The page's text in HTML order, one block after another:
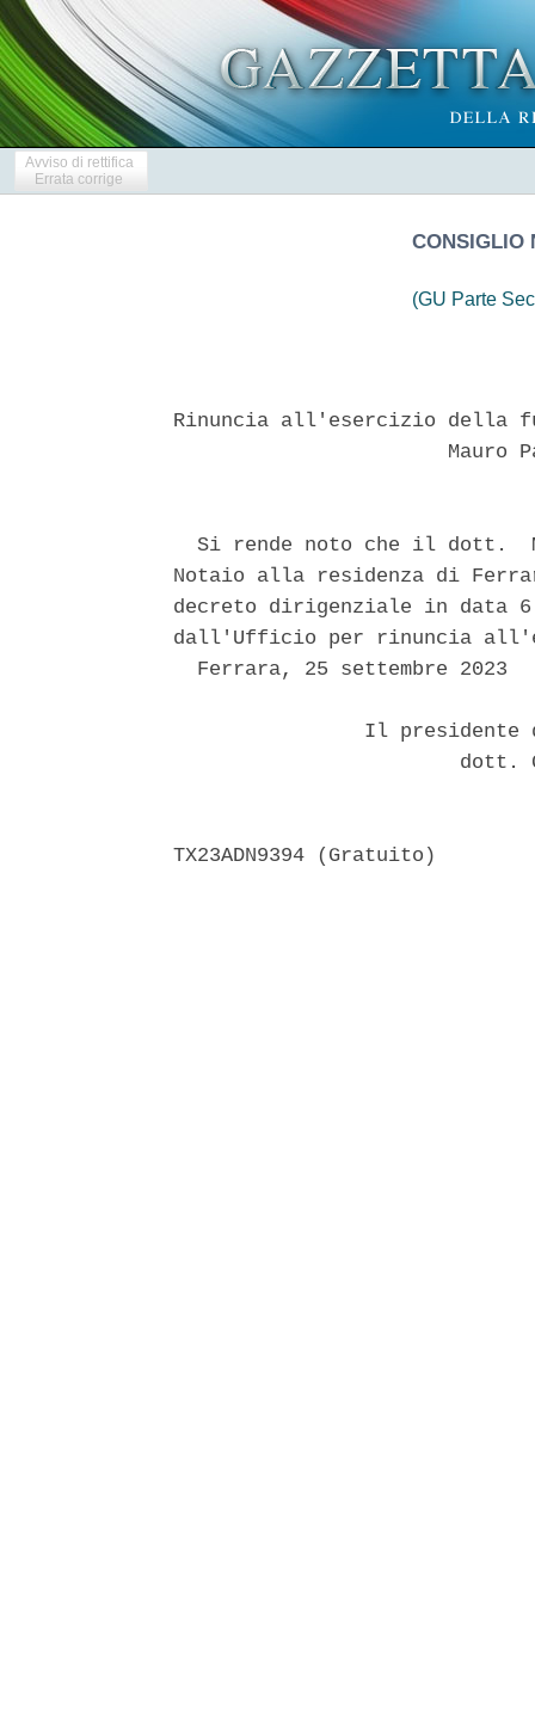
Avviso di rettifica
Errata corrige
CONSIGLIO
(GU Parte
Rinuncia all'esercizio della
Mauro
Si rende noto che il dott.
Notaio alla residenza di
decreto dirigenziale in data
dall'Ufficio per rinuncia
  Ferrara, 25 settembre 2023
Il